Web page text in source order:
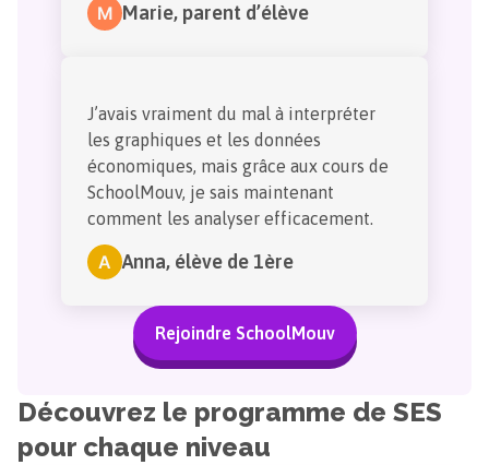
M Marie, parent d’élève
J’avais vraiment du mal à interpréter
les graphiques et les données
économiques, mais grâce aux cours de
SchoolMouv, je sais maintenant
comment les analyser efficacement.
A Anna, élève de 1ère
Rejoindre SchoolMouv
Découvrez le programme de SES
pour chaque niveau